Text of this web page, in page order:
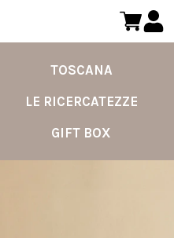
TOSCANA
LE RICERCATEZZE
GIFT BOX